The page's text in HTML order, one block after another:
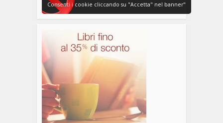
Consenti i cookie cliccando su "Accetta" nel banner"